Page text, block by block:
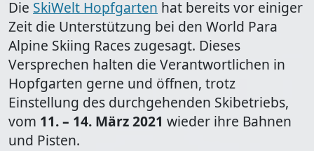
Die SkiWelt Hopfgarten hat bereits vor einiger
Zeit die Unterstützung bei den World Para
Alpine Skiing Races zugesagt. Dieses
Versprechen halten die Verantwortlichen in
Hopfgarten gerne und öffnen, trotz
Einstellung des durchgehenden Skibetriebs,
vom 11. – 14. März 2021 wieder ihre Bahnen
und Pisten.